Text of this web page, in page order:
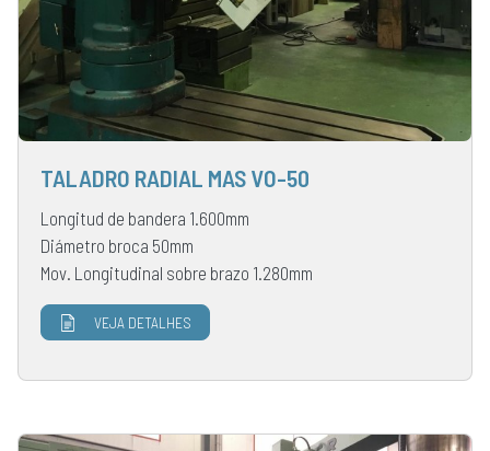
TALADRO RADIAL MAS VO-50
Longitud de bandera 1.600mm
Diámetro broca 50mm
Mov. Longitudinal sobre brazo 1.280mm
VEJA DETALHES